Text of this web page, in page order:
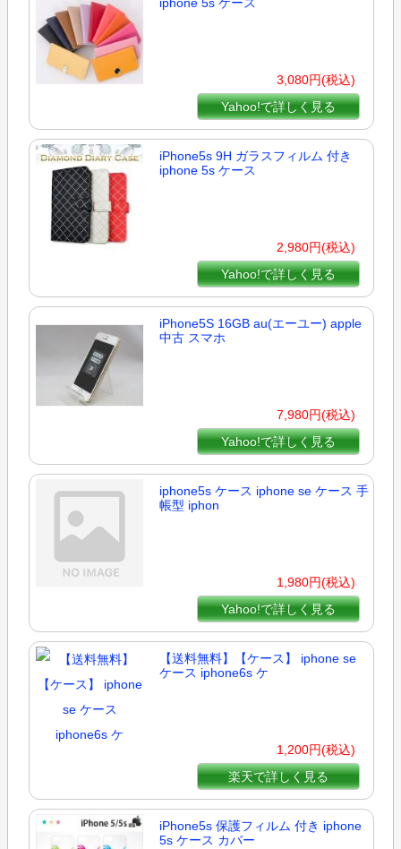
iphone 5s ケース
3,080円(税込)
Yahoo!で詳しく見る
iPhone5s 9H ガラスフィルム 付き
iphone 5s ケース
2,980円(税込)
Yahoo!で詳しく見る
iPhone5S 16GB au(エーユー) apple
中古 スマホ
7,980円(税込)
Yahoo!で詳しく見る
iphone5s ケース iphone se ケース 手
帳型 iphon
1,980円(税込)
Yahoo!で詳しく見る
【送料無料】【ケース】 iphone se
ケース iphone6s ケ
1,200円(税込)
楽天で詳しく見る
iPhone5s 保護フィルム 付き iphone
5s ケース カバー